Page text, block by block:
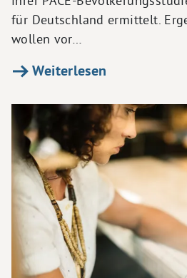
für Deutschland ermittelt.
wollen vor…
Weiterlesen